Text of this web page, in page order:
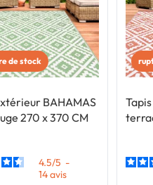
de stock
BAHAMAS
270 x 370 CM
4.5/5 -
14avis